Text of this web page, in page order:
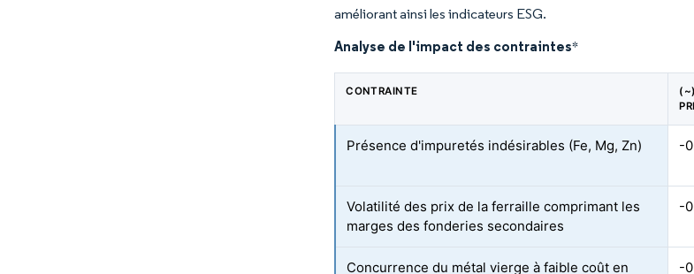
améliorant ainsi les indicateurs ESG.
Analyse de l'impact des contraintes*
CONTRAINTE
Présence d'impuretés indésirables (Fe, Mg, Zn) -
Volatilité des prix de la ferraille comprimant les
marges des fonderies secondaires
-
Concurrence du métal vierge à faible coût en -